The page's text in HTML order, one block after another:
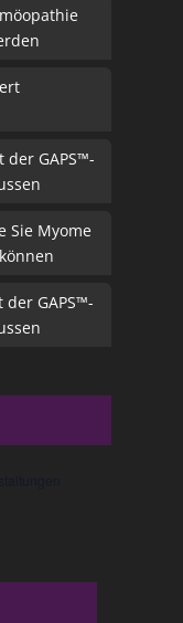
der GAPS™-
Sie Myome
der GAPS™-